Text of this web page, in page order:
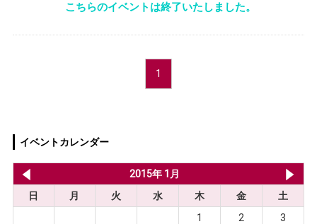
こちらのイベントは終了いたしました。
1
イベントカレンダー
2015年 1月
日
月 火 水 木 金
土
1
2
3